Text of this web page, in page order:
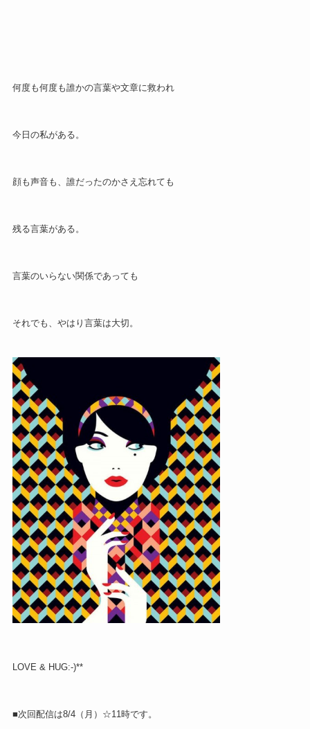
何度も何度も誰かの言葉や文章に救われ
今日の私がある。
顔も声音も、誰だったのかさえ忘れても
残る言葉がある。
言葉のいらない関係であっても
それでも、やはり言葉は大切。
LOVE & HUG:-)**
■次回配信は8/4（月）☆11時です。